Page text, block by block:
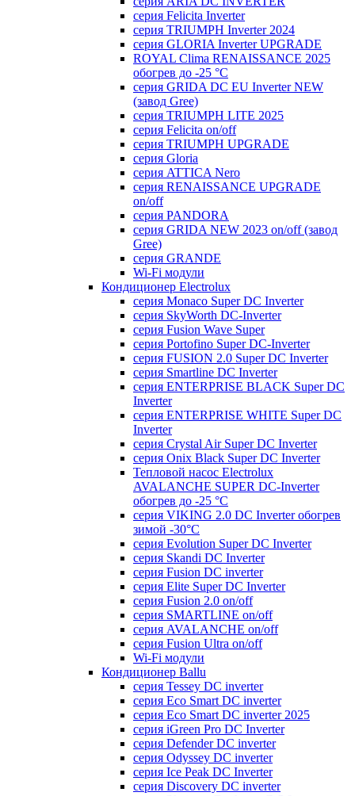
серия Felicita Inverter
серия TRIUMPH Inverter 2024
серия GLORIA Inverter UPGRADE
ROYAL Clima RENAISSANCE 2025
обогрев до -25 °С
серия GRIDA DC EU Inverter NEW
(завод Gree)
серия TRIUMPH LITE 2025
серия Felicita on/off
серия TRIUMPH UPGRADE
серия Gloria
серия ATTICA Nero
серия RENAISSANCE UPGRADE
on/off
серия PANDORA
серия GRIDA NEW 2023 on/off (завод
Gree)
серия GRANDE
Wi-Fi модули
Кондиционер Electrolux
серия Monaco Super DC Inverter
серия SkyWorth DC-Inverter
серия Fusion Wave Super
серия Portofino Super DC-Inverter
серия FUSION 2.0 Super DC Іnverter
серия Smartline DC Inverter
серия ENTERPRISE BLACK Super DC
Inverter
серия ENTERPRISE WHITE Super DC
Inverter
серия Crystal Air Super DC Inverter
серия Onix Black Super DC Inverter
Тепловой насос Electrolux
AVALANCHE SUPER DC-Inverter
обогрев до -25 °С
серия VIKING 2.0 DC Inverter обогрев
зимой -30°С
серия Evolution Super DC Inverter
серия Skandi DC Inverter
серия Fusion DC inverter
серия Elite Super DC Inverter
серия Fusion 2.0 on/off
серия SMARTLINE on/off
серия AVALANCHE on/off
серия Fusion Ultra on/off
Wi-Fi модули
Кондиционер Ballu
серия Tessey DC inverter
серия Eco Smart DC inverter
серия Eco Smart DC inverter 2025
серия iGreen Pro DC Inverter
серия Defender DC inverter
серия Odyssey DC inverter
серия Ice Peak DС Inverter
cерия Discovery DC inverter